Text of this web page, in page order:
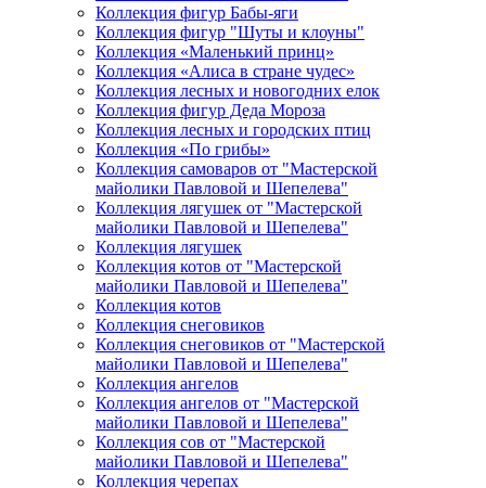
Коллекция фигур Бабы-яги
Коллекция фигур "Шуты и клоуны"
Коллекция «Маленький принц»
Коллекция «Алиса в стране чудес»
Коллекция лесных и новогодних елок
Коллекция фигур Деда Мороза
Коллекция лесных и городских птиц
Коллекция «По грибы»
Коллекция самоваров от "Мастерской
майолики Павловой и Шепелева"
Коллекция лягушек от "Мастерской
майолики Павловой и Шепелева"
Коллекция лягушек
Коллекция котов от "Мастерской
майолики Павловой и Шепелева"
Коллекция котов
Коллекция снеговиков
Коллекция снеговиков от "Мастерской
майолики Павловой и Шепелева"
Коллекция ангелов
Коллекция ангелов от "Мастерской
майолики Павловой и Шепелева"
Коллекция сов от "Мастерской
майолики Павловой и Шепелева"
Коллекция черепах